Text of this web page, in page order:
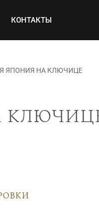
КОНТАКТЫ
ЯПОНИЯ НА КЛЮЧИЦЕ